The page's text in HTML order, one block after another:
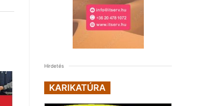
Hirdetés
KARIKATÚRA